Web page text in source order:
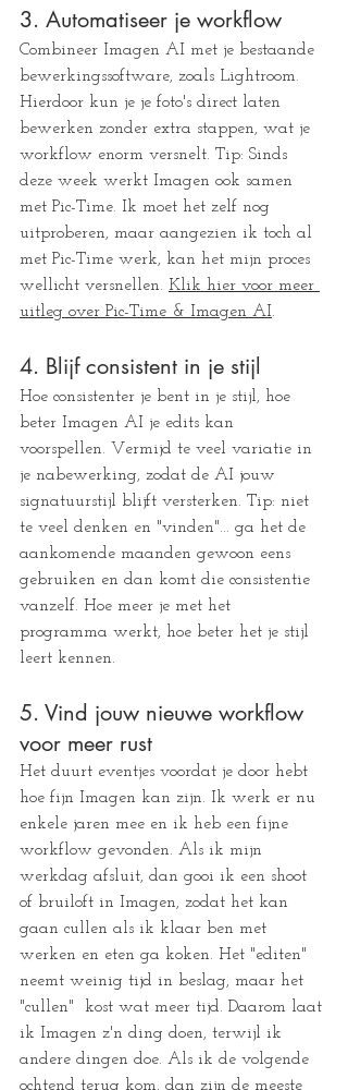
3. Automatiseer je workflow
Combineer Imagen AI met je bestaande
bewerkingssoftware, zoals Lightroom.
Hierdoor kun je je foto's direct laten
bewerken zonder extra stappen, wat je
workflow enorm versnelt. Tip: Sinds
deze week werkt Imagen ook samen
met Pic-Time. Ik moet het zelf nog
uitproberen, maar aangezien ik toch al
met Pic-Time werk, kan het mijn proces
wellicht versnellen. Klik hier voor meer
uitleg over Pic-Time & Imagen AI.
4. Blijf consistent in je stijl
Hoe consistenter je bent in je stijl, hoe
beter Imagen AI je edits kan
voorspellen. Vermijd te veel variatie in
je nabewerking, zodat de AI jouw
signatuurstijl blijft versterken. Tip: niet
te veel denken en "vinden"... ga het de
aankomende maanden gewoon eens
gebruiken en dan komt die consistentie
vanzelf. Hoe meer je met het
programma werkt, hoe beter het je stijl
leert kennen.
5. Vind jouw nieuwe workflow
voor meer rust
Het duurt eventjes voordat je door hebt
hoe fijn Imagen kan zijn. Ik werk er nu
enkele jaren mee en ik heb een fijne
workflow gevonden. Als ik mijn
werkdag afsluit, dan gooi ik een shoot
of bruiloft in Imagen, zodat het kan
gaan cullen als ik klaar ben met
werken en eten ga koken. Het "editen"
neemt weinig tijd in beslag, maar het
"cullen"  kost wat meer tijd. Daarom laat
ik Imagen z'n ding doen, terwijl ik
andere dingen doe. Als ik de volgende
ochtend terug kom, dan zijn de meeste